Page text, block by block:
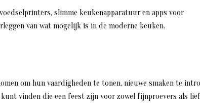
slimme keukenapparatuur en apps voor
van wat mogelijk is in de moderne keuken.
om hun vaardigheden te tonen, nieuwe smaken te
vinden die een feest zijn voor zowel fijnproevers als